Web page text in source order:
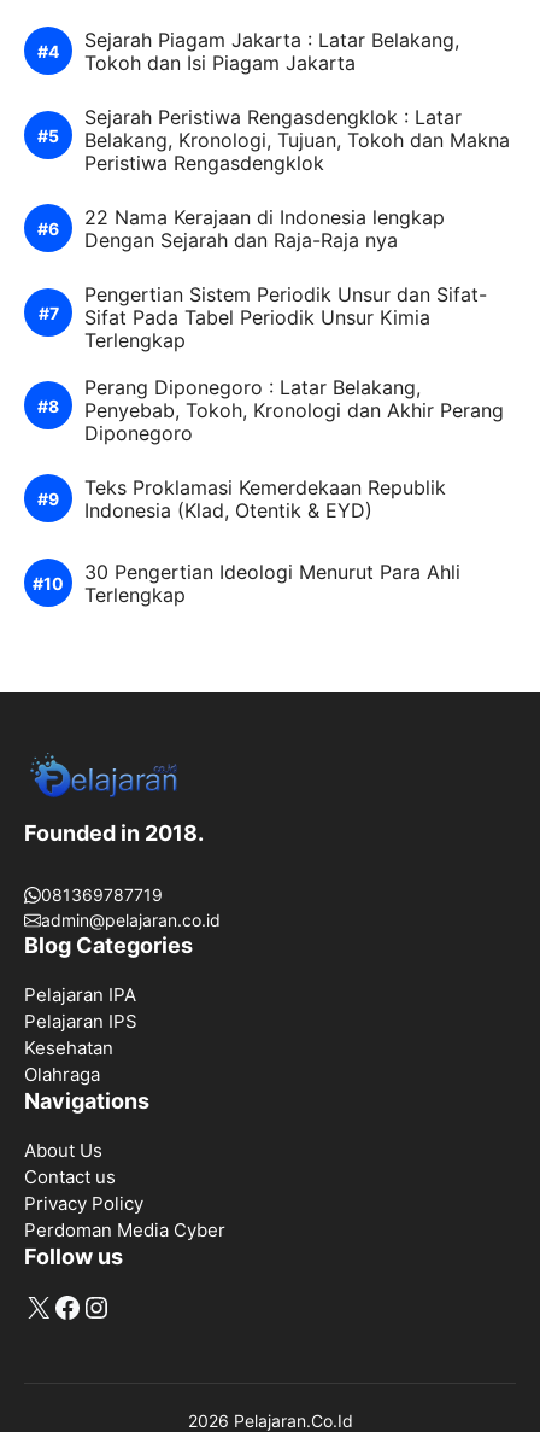
Sejarah Piagam Jakarta : Latar Belakang,
Tokoh dan Isi Piagam Jakarta
Sejarah Peristiwa Rengasdengklok : Latar
Belakang, Kronologi, Tujuan, Tokoh dan Makna
Peristiwa Rengasdengklok
22 Nama Kerajaan di Indonesia lengkap
Dengan Sejarah dan Raja-Raja nya
Pengertian Sistem Periodik Unsur dan Sifat-
Sifat Pada Tabel Periodik Unsur Kimia
Terlengkap
Perang Diponegoro : Latar Belakang,
Penyebab, Tokoh, Kronologi dan Akhir Perang
Diponegoro
Teks Proklamasi Kemerdekaan Republik
Indonesia (Klad, Otentik & EYD)
30 Pengertian Ideologi Menurut Para Ahli
Terlengkap
Founded in 2018.
081369787719
admin@pelajaran.co.id
Blog Categories
Pelajaran IPA
Pelajaran IPS
Kesehatan
Olahraga
Navigations
About Us
Contact us
Privacy Policy
Perdoman Media Cyber
Follow us
X Facebook
Instagram
2026 Pelajaran.Co.Id